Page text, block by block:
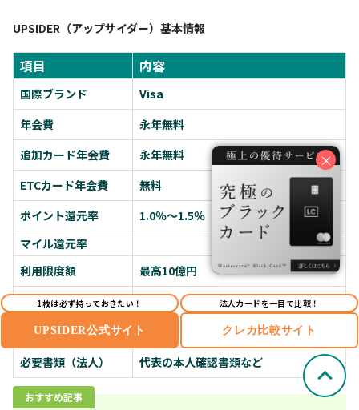
UPSIDER（アップサイダー）基本情報
項目 内容
国際ブランド
Visa
年会費
永年無料
追加カード年会費
永年無料
ETCカード年会費
無料
ポイント還元率
1.0％～1.5％
マイル還元率
利用限度額
最高10億円
申込条件
必要書類（個人）
–
必要書類（法人）
代表の本人確認書類など
おすすめ記事
×
1枚は必ず持っておきたい！
UPSIDER公式サイト
法人カードを一目で比較！
クレカ比較サイト